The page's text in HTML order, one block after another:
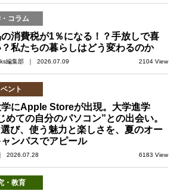
コラム
消費税が1％になる！？手放しで喜
私たちの暮らしはどう変わるのか
編集部 ｜ 2026.07.09 2104 View
ント
にApple Storeが出現。大学進学
めての自分のパソコン”との出会い。
び、使う魅力と楽しさを、夏のオー
ンパスでアピール
2026.07.28 6183 View
・教育